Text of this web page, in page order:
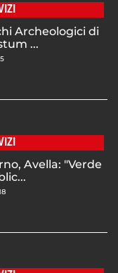
Archeologici di
...
Avella: "Verde